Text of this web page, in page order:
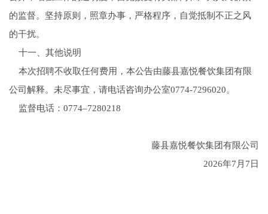
的监督。坚持原则，照章办事，严格程序，自觉抵制不正之风
的干扰。
十一、其他说明
本次招聘不收取任何费用，本公告由藤县嘉悦餐饮集团有限
公司解释。未尽事宜，请电话咨询办公室0774-7296020。
监督电话：0774–7280218
藤县嘉悦餐饮集团有限公司
2026年7月7日